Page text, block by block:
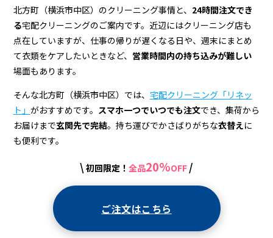
ン
グ
店
＆
宅
配
ク
北方町（横浜市中区）のクリーニング事情と、 24時間注文でき
る宅配クリーニングのご案内です。近辺にはクリーニング店も
点在していますが、仕事の帰りが遅くなる日や、週末にまとめ
て衣類をケアしたいときなど、 営業時間内の持ち込みが難しい
場面もあります。
そんな北方町（横浜市中区）では、 宅配クリーニング「リネッ
ト」 がおすすめです。 スマホ一つでいつでも注文でき、集荷から
お届けまで玄関先で完結。持ち運びでかさばりがちな衣替えに
も便利です。
\ 初回限定！ 全品20%OFF /
ご注文はこちら